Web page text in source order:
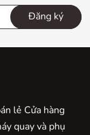
Đăng ký
lẻ Cửa hàng
quay và phụ